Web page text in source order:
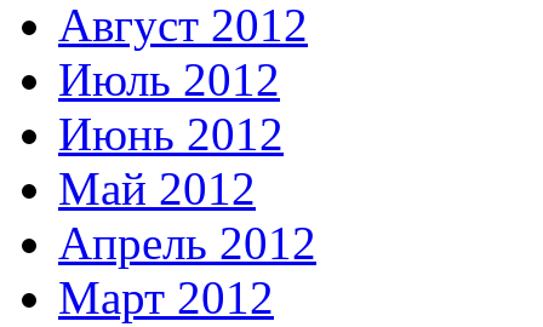
Август 2012
Июль 2012
Июнь 2012
Май 2012
Апрель 2012
Март 2012